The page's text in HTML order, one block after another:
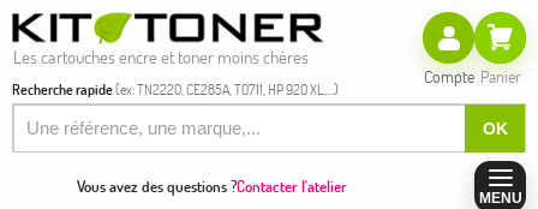
Les cartouches encre et toner moins chères
Recherche rapide(ex: TN2220, CE285A, T0711, HP 920 XL,...)
OK
Compte Panier
Vous avez des questions ?Contacter l'atelier
MENU